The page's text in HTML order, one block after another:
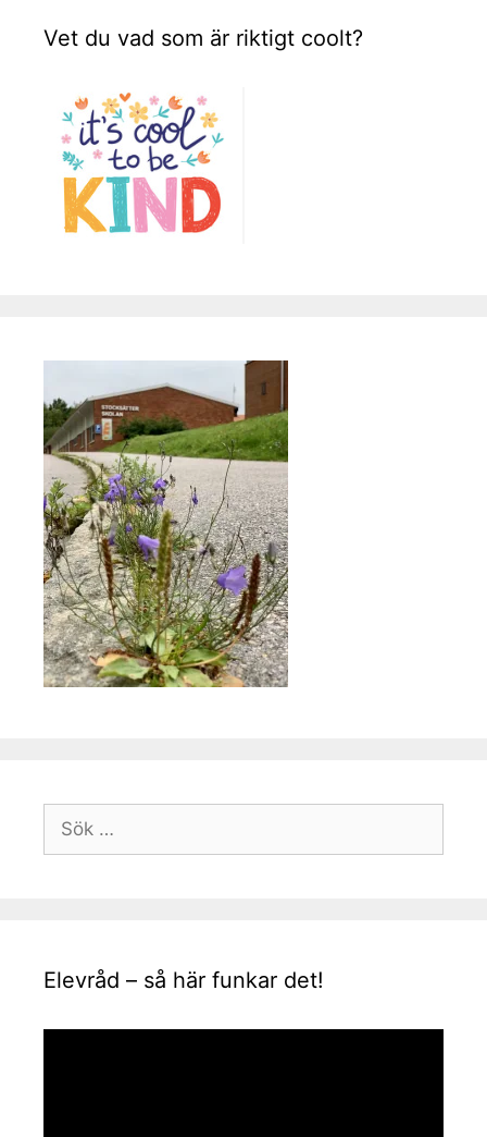
Vet du vad som är riktigt coolt?
efter:
Elevråd – så här funkar det!